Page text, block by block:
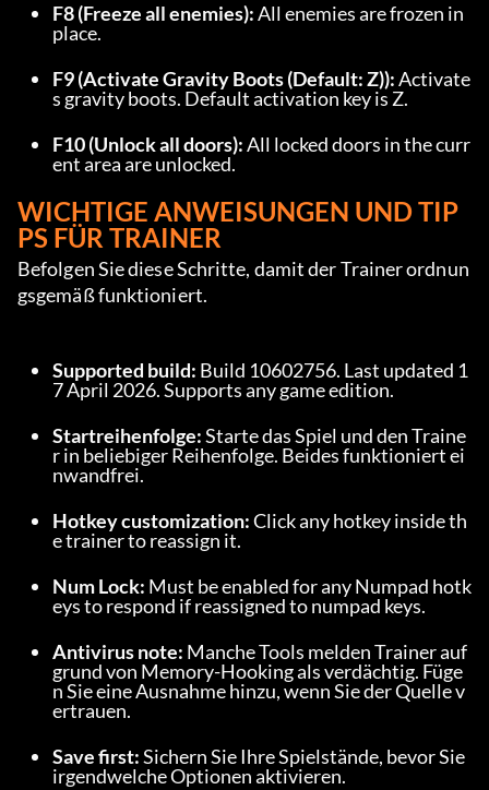
F8 (Freeze all enemies): All enemies are frozen in
place.
F9 (Activate Gravity Boots (Default: Z)): Activate
s gravity boots. Default activation key is Z.
F10 (Unlock all doors): All locked doors in the curr
ent area are unlocked.
WICHTIGE ANWEISUNGEN UND TIP
PS FÜR TRAINER
Befolgen Sie diese Schritte, damit der Trainer ordnun
gsgemäß funktioniert.
Supported build: Build 10602756. Last updated 1
7 April 2026. Supports any game edition.
Startreihenfolge: Starte das Spiel und den Traine
r in beliebiger Reihenfolge. Beides funktioniert ei
nwandfrei.
Hotkey customization: Click any hotkey inside th
e trainer to reassign it.
Num Lock: Must be enabled for any Numpad hotk
eys to respond if reassigned to numpad keys.
Antivirus note: Manche Tools melden Trainer auf
grund von Memory-Hooking als verdächtig. Füge
n Sie eine Ausnahme hinzu, wenn Sie der Quelle v
ertrauen.
Save first: Sichern Sie Ihre Spielstände, bevor Sie
irgendwelche Optionen aktivieren.